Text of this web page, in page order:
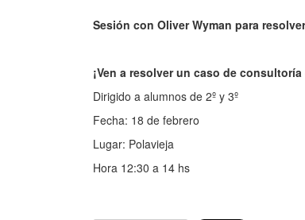
Sesión con Oliver Wyman para
¡Ven a resolver un caso de
Dirigido a alumnos de 2º y 3º
Fecha: 18 de febrero
Lugar: Polavieja
Hora 12:30 a 14 hs